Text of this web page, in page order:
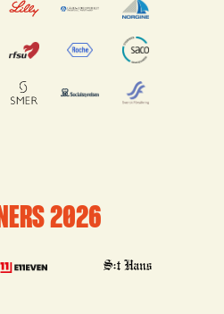
2026